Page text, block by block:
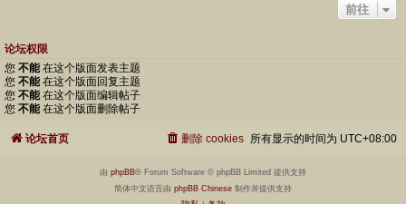
前往
论坛权限
您 不能在这个版面发表主题
您 不能在这个版面回复主题
您 不能在这个版面编辑帖子
您 不能在这个版面删除帖子
论坛首页 所有显示的时间为 UTC+08:00
删除 cookies
由 phpBB® Forum Software © phpBB Limited 提供支持
简体中文语言由 phpBB Chinese 制作并提供支持